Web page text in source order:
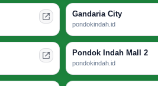
Gandaria City
pondokindah.id
Pondok Indah Mall 2
pondokindah.id